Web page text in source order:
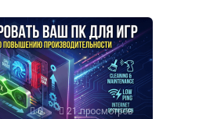
0 21 просмотров